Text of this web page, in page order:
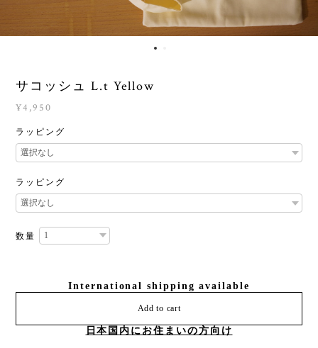
サコッシュ L.t Yellow
¥4,950
ラッピング
ラッピング
数量
International shipping available
Add to cart
日本国内にお住まいの方向け